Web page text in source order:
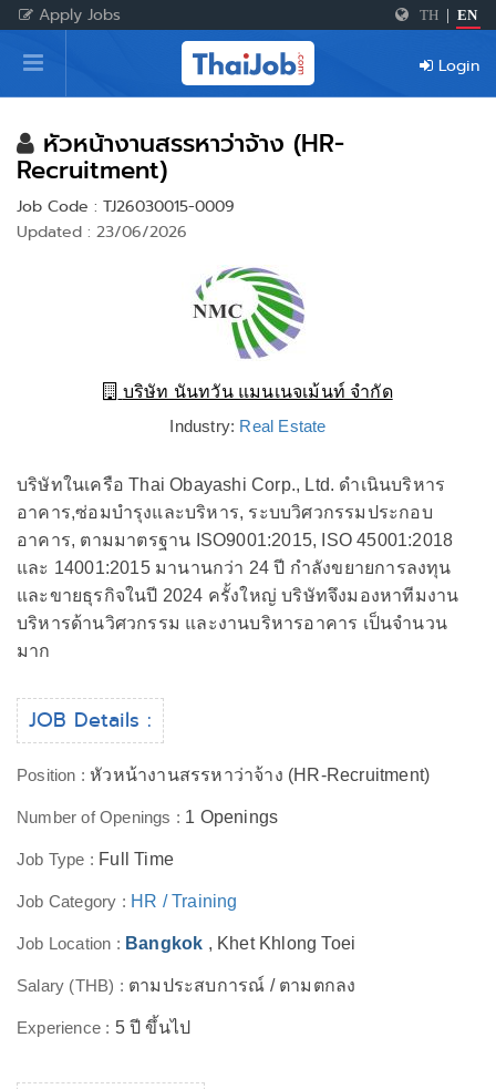
Apply Jobs TH EN
Home
Login
Register
For Employers
Login
หัวหน้างานสรรหาว่าจ้าง (HR-
Recruitment)
Job Code : TJ26030015-0009
Updated : 23/06/2026
บริษัท นันทวัน แมนเนจเม้นท์ จำกัด
Industry: Real Estate
บริษัทในเครือ Thai Obayashi Corp., Ltd. ดำเนินบริหาร
อาคาร,ซ่อมบำรุงและบริหาร, ระบบวิศวกรรมประกอบ
อาคาร, ตามมาตรฐาน ISO9001:2015, ISO 45001:2018
และ 14001:2015 มานานกว่า 24 ปี กำลังขยายการลงทุน
และขายธุรกิจในปี 2024 ครั้งใหญ่ บริษัทจึงมองหาทีมงาน
บริหารด้านวิศวกรรม และงานบริหารอาคาร เป็นจำนวน
มาก
JOB Details :
Position :หัวหน้างานสรรหาว่าจ้าง (HR-Recruitment)
Number of Openings : 1 Openings
Job Type : Full Time
Job Category : HR / Training
Job Location : Bangkok , Khet Khlong Toei
Salary (THB) : ตามประสบการณ์ / ตามตกลง
Experience : 5 ปี ขึ้นไป